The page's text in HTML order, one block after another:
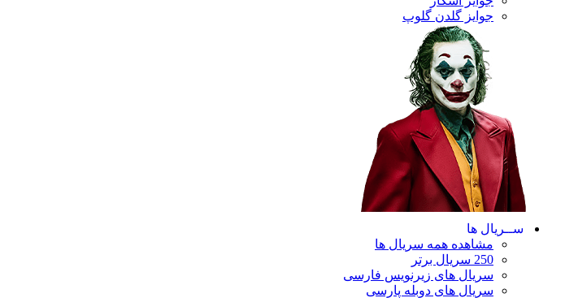
جوایز گلدن گلوپ
ســریال ها
مشاهده همه سریال ها
250 سریال برتر
سریال های زیرنویس فارسی
سریال های دوبله پارسی